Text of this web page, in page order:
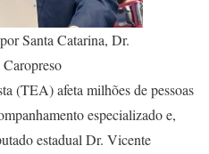
Santa Catarina, Dr.
(TEA) afeta milhões de pessoas
especializado e,
estadual Dr. Vicente